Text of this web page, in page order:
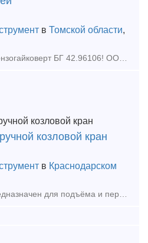
в Томской области,
Всегда низкая цена на бензогайковерт БГ 42.96106! ООО"Томпромтехника" осуществляет комплексные поставки новой серии инструмента с приводом от двухтактного бензинового двигателя внутр
козловой кран
в Краснодарском